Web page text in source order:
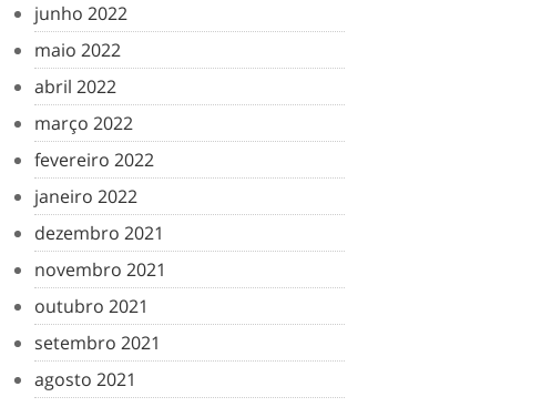
junho 2022
maio 2022
abril 2022
março 2022
fevereiro 2022
janeiro 2022
dezembro 2021
novembro 2021
outubro 2021
setembro 2021
agosto 2021